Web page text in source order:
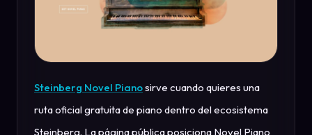
Steinberg Novel Pianosirve cuando quieres una
ruta oficial gratuita de piano dentro del ecosistema
Steinberg. La página pública posiciona Novel Piano